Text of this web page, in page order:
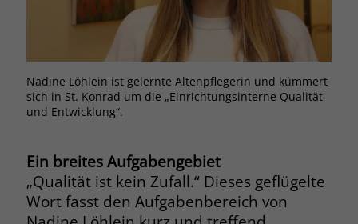
Nadine Löhlein ist gelernte Altenpflegerin und kümmert
sich in St. Konrad um die „Einrichtungsinterne Qualität
und Entwicklung“.
Ein breites Aufgabengebiet
„Qualität ist kein Zufall.“ Dieses geflügelte
Wort fasst den Aufgabenbereich von
PHPSESSID
Anbieter stiftung-liebenau.de
Laufzeit Session
Zweck
allen Seitenanfragen bei.
Name cookie_optin
Browsers und die Einstellungen
exklusiv für diese Website zu speichern.
Dadurch wird gewährleistet, dass
derselben Website durchgeführt
werden, mit derselben
Benutzerkennung verknüpft werden.
Name _clsk
Anbieter www.clarity.ms